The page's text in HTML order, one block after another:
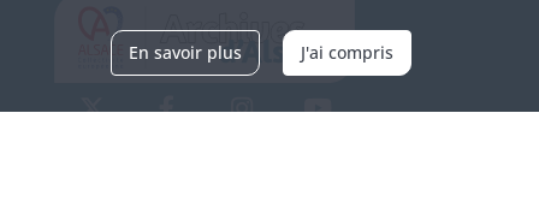
En savoir plus J'ai compris